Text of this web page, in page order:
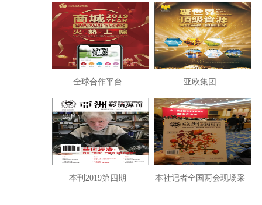
全球合作平台 亚欧集团
本刊2019第四期 本社记者全国两会现场采